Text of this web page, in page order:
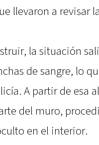
llevaron a revisar
la situación
de sangre, lo
A partir de esa
del muro,
en el interior.